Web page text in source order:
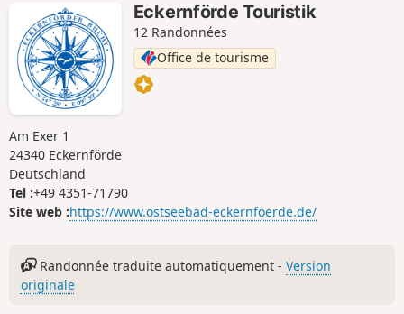
Eckernförde Touristik
12 Randonnées
Office de tourisme
Am Exer 1
24340 Eckernförde
Deutschland
Tel :+49 4351-71790
Site web :https://www.ostseebad-eckernfoerde.de/
Randonnée traduite automatiquement -Version
originale